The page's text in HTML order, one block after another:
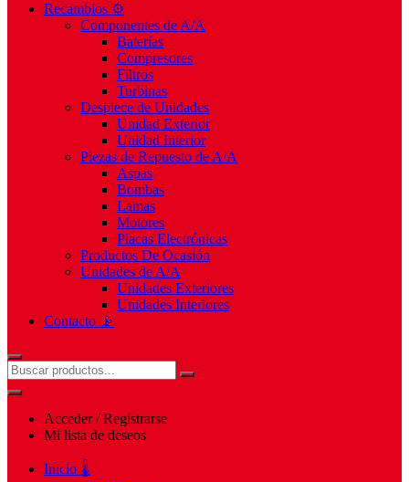
Recambios ⚙️
Componentes de A/A
Baterías
Compresores
Filtros
Turbinas
Despiece de Unidades
Unidad Exterior
Unidad Interior
Piezas de Repuesto de A/A
Aspas
Bombas
Lamas
Motores
Placas Electrónicas
Productos De Ocasión
Unidades de A/A
Unidades Exteriores
Unidades Interiores
Contacto 📡
Acceder / Registrarse
Mi lista de deseos
Inicio 🌡️